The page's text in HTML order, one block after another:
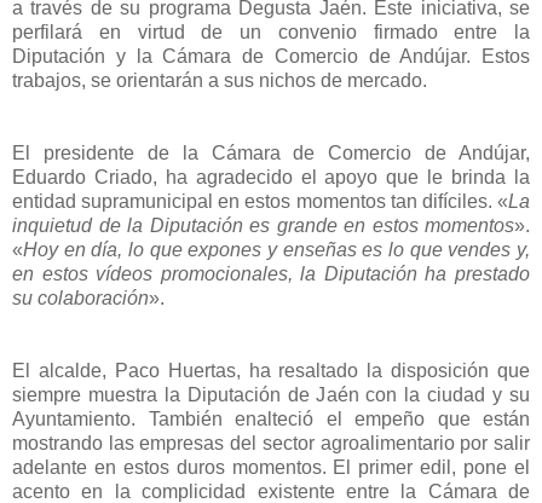
a través de su programa Degusta Jaén. Este iniciativa, se
perfilará en virtud de un convenio firmado entre la
Diputación y la Cámara de Comercio de Andújar. Estos
trabajos, se orientarán a sus nichos de mercado.
El presidente de la Cámara de Comercio de Andújar,
Eduardo Criado, ha agradecido el apoyo que le brinda la
entidad supramunicipal en estos momentos tan difíciles. «La
inquietud de la Diputación es grande en estos momentos».
«Hoy en día, lo que expones y enseñas es lo que vendes y,
en estos vídeos promocionales, la Diputación ha prestado
su colaboración».
El alcalde, Paco Huertas, ha resaltado la disposición que
siempre muestra la Diputación de Jaén con la ciudad y su
Ayuntamiento. También enalteció el empeño que están
mostrando las empresas del sector agroalimentario por salir
adelante en estos duros momentos. El primer edil, pone el
acento en la complicidad existente entre la Cámara de